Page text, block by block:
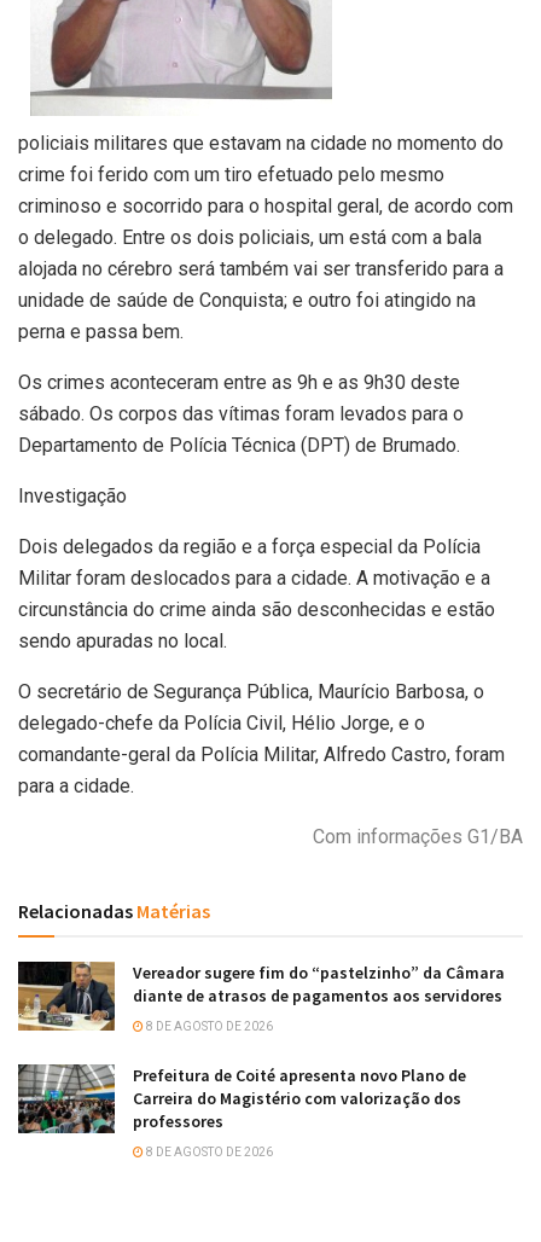
policiais militares que estavam na cidade no momento do
crime foi ferido com um tiro efetuado pelo mesmo
criminoso e socorrido para o hospital geral, de acordo com
o delegado. Entre os dois policiais, um está com a bala
alojada no cérebro será também vai ser transferido para a
unidade de saúde de Conquista; e outro foi atingido na
perna e passa bem.
Os crimes aconteceram entre as 9h e as 9h30 deste
sábado. Os corpos das vítimas foram levados para o
Departamento de Polícia Técnica (DPT) de Brumado.
Investigação
Dois delegados da região e a força especial da Polícia
Militar foram deslocados para a cidade. A motivação e a
circunstância do crime ainda são desconhecidas e estão
sendo apuradas no local.
O secretário de Segurança Pública, Maurício Barbosa, o
delegado-chefe da Polícia Civil, Hélio Jorge, e o
comandante-geral da Polícia Militar, Alfredo Castro, foram
para a cidade.
Com informações G1/BA
Relacionadas Matérias
Vereador sugere fim do “pastelzinho” da Câmara
diante de atrasos de pagamentos aos servidores
8 DE AGOSTO DE 2026
Prefeitura de Coité apresenta novo Plano de
Carreira do Magistério com valorização dos
professores
8 DE AGOSTO DE 2026